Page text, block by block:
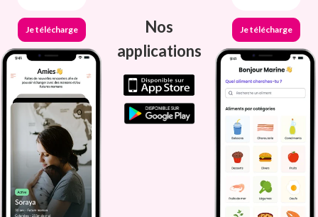
Je télécharge
Nos
applications
Je télécharge